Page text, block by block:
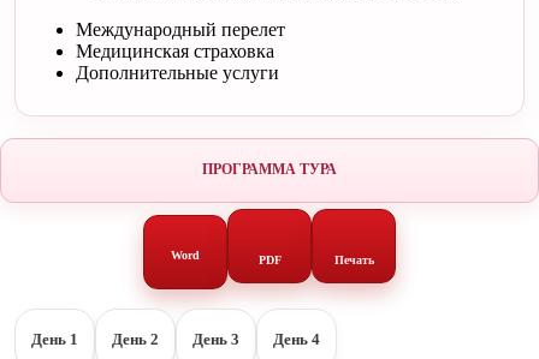
Международный перелет
Медицинская страховка
Дополнительные услуги
ПРОГРАММА ТУРА
Word PDF Печать
День 1 День 2 День 3 День 4